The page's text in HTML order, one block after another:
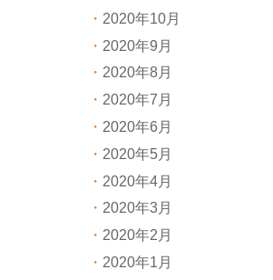
2020年10月
2020年9月
2020年8月
2020年7月
2020年6月
2020年5月
2020年4月
2020年3月
2020年2月
2020年1月